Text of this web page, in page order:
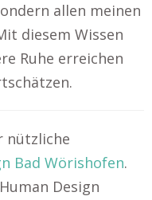
allen meinen
diesem Wissen
Ruhe erreichen
nützliche
Bad Wörishofen.
Design